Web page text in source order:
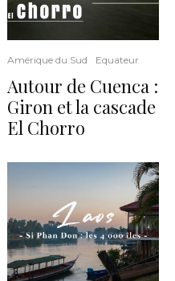
Amérique du Sud Equateur
Autour de Cuenca :
Giron et la cascade
El Chorro